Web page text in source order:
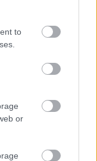
to
or
kikötések,